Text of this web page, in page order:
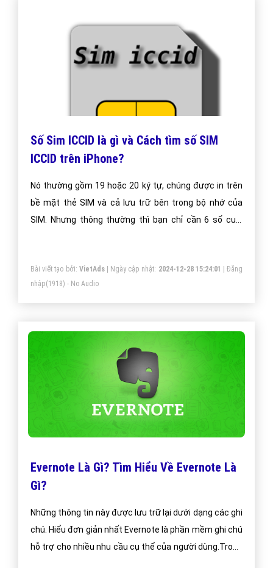
Số Sim ICCID là gì và Cách tìm số SIM
ICCID trên iPhone?
Nó thường gồm 19 hoặc 20 ký tự, chúng được in trên
bề mặt thẻ SIM và cả lưu trữ bên trong bộ nhớ của
SIM. Nhưng thông thường thì bạn chỉ cần 6 số cuối
buộc của hệ thống thông tin liên lạc của thế giới để
phân biệt các thẻ sim với nhau, giống như số Chứng
minh nhân dân, số hộ chiếu vậy. iPhone cũng có IMEI
Bài viết tạo bởi: VietAds| Ngày cập nhật: 2024-12-28 15:24:01 |Đăng
nhập(1918) - No Audio
Evernote Là Gì? Tìm Hiểu Về Evernote Là
Gì?
Những thông tin này được lưu trữ lại dưới dạng các ghi
chú. Hiểu đơn giản nhất Evernote là phần mềm ghi chú
hỗ trợ cho nhiều nhu cầu cụ thể của người dùng.Trong